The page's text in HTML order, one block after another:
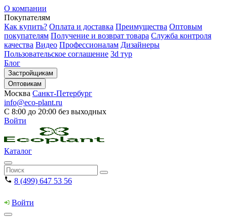
О компании
Покупателям
Как купить? Оплата и доставка Преимущества Оптовым
покупателям Получение и возврат товара Служба контроля
качества Видео Профессионалам Дизайнеры
Пользовательское соглашение 3d тур
Блог
Застройщикам
Оптовикам
Москва Санкт-Петербург
info@eco-plant.ru
С 8:00 до 20:00 без выходных
Войти
Каталог
8 (499) 647 53 56
Войти